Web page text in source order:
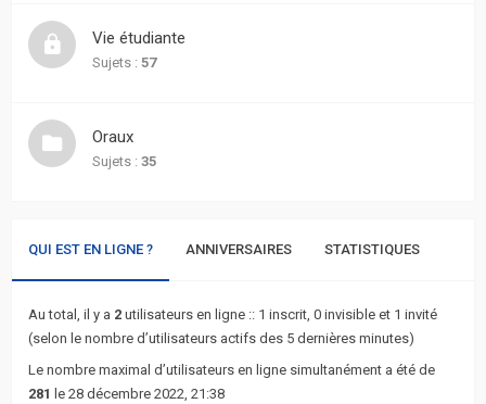
Recherche
avancée
L’équipe
Vie étudiante
Sujets : 57
Oraux
Sujets : 35
QUI EST EN LIGNE ? ANNIVERSAIRES STATISTIQUES
Au total, il y a 2 utilisateurs en ligne :: 1 inscrit, 0 invisible et 1 invité
(selon le nombre d’utilisateurs actifs des 5 dernières minutes)
Le nombre maximal d’utilisateurs en ligne simultanément a été de
281 le 28 décembre 2022, 21:38